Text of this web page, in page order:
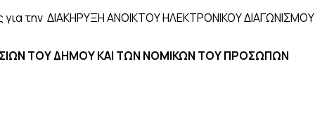
για την ΔΙΑΚΗΡΥΞΗ ΑΝΟΙΚΤΟΥ ΗΛΕΚΤΡΟΝΙΚΟΥ ΔΙΑΓΩΝΙΣΜΟΥ
ΤΟΥ ΔΗΜΟΥ ΚΑΙ ΤΩΝ ΝΟΜΙΚΩΝ ΤΟΥ ΠΡΟΣΩΠΩΝ